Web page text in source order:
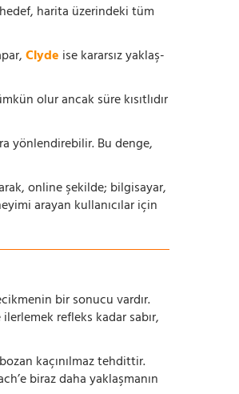
harita üzerindeki tüm
Clyde ise kararsız yaklaş-
olur ancak süre kısıtlıdır
yönlendirebilir. Bu denge,
online şekilde; bilgisayar,
arayan kullanıcılar için
bir sonucu vardır.
refleks kadar sabır,
kaçınılmaz tehdittir.
biraz daha yaklaşmanın